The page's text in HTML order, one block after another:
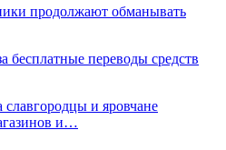
продолжают обманывать
бесплатные переводы средств
славгородцы и яровчане
и…